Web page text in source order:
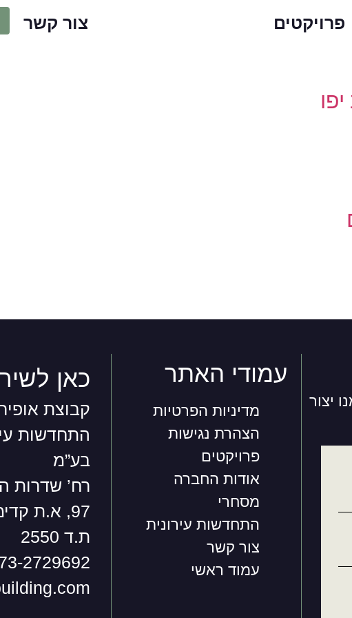
פרויקטים
צור קשר
יצור
עמודי האתר
מדיניות הפרטיות
הצהרת נגישות
פרויקטים
אודות החברה
מסחרי
התחדשות עירונית
צור קשר
עמוד ראשי
כאן
קבוצת
התחדשות
בע”מ
רח’ שדרות
97, א.ת קדימה
ת.ד 2550
2729692